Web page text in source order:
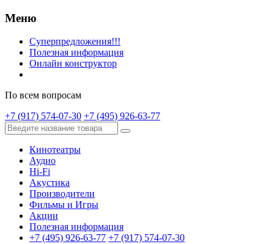
Меню
Суперпредложения!!!
Полезная информация
Онлайн конструктор
По всем вопросам
+7 (917) 574-07-30 +7 (495) 926-63-77
Кинотеатры
Аудио
Hi-Fi
Акустика
Производители
Фильмы и Игры
Акции
Полезная информация
+7 (495) 926-63-77 +7 (917) 574-07-30